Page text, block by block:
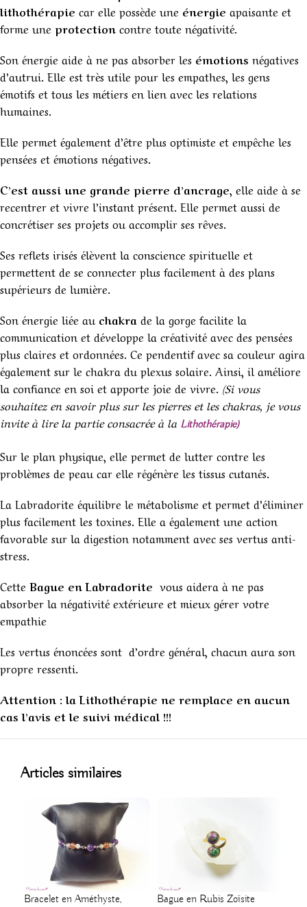
lithothérapie car elle possède une énergie apaisante et
forme une protection contre toute négativité.
Son énergie aide à ne pas absorber les émotions négatives
d’autrui. Elle est très utile pour les empathes, les gens
émotifs et tous les métiers en lien avec les relations
humaines.
Elle permet également d’être plus optimiste et empêche les
pensées et émotions négatives.
C’est aussi une grande pierre d’ancrage, elle aide à se
recentrer et vivre l’instant présent. Elle permet aussi de
concrétiser ses projets ou accomplir ses rêves.
Ses reflets irisés élèvent la conscience spirituelle et
permettent de se connecter plus facilement à des plans
supérieurs de lumière.
Son énergie liée au chakra de la gorge facilite la
communication et développe la créativité avec des pensées
plus claires et ordonnées. Ce pendentif avec sa couleur agira
également sur le chakra du plexus solaire. Ainsi, il améliore
la confiance en soi et apporte joie de vivre. (Si vous
souhaitez en savoir plus sur les pierres et les chakras, je vous
invite à lire la partie consacrée à la Lithothérapie)
Sur le plan physique, elle permet de lutter contre les
problèmes de peau car elle régénère les tissus cutanés.
La Labradorite équilibre le métabolisme et permet d’éliminer
plus facilement les toxines. Elle a également une action
favorable sur la digestion notamment avec ses vertus anti-
stress.
Cette Bague en Labradorite vous aidera à ne pas
absorber la négativité extérieure et mieux gérer votre
empathie
Les vertus énoncées sont d’ordre général, chacun aura son
propre ressenti.
Attention : la Lithothérapie ne remplace en aucun
cas l’avis et le suivi médical !!!
Articles similaires
Bracelet en Améthyste,
Bague en Rubis Zoïsite